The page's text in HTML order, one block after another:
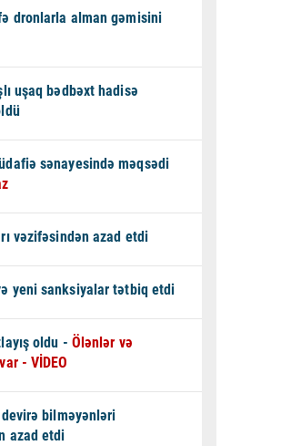
dronlarla alman gəmisini
uşaq bədbəxt hadisə
sənayesində məqsədi
vəzifəsindən azad etdi
yeni sanksiyalar tətbiq etdi
oldu - Ölənlər və
- VİDEO
bilməyənləri
azad etdi